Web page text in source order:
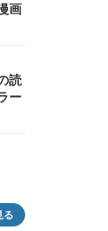
画
読
ー
る